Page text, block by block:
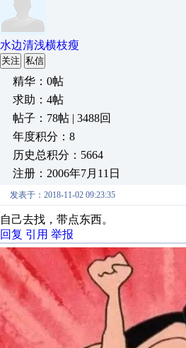
水边清浅横枝瘦
关注 私信
精华：0帖
求助：4帖
帖子：78帖 | 3488回
年度积分：8
历史总积分：5664
注册：2006年7月11日
发表于：2018-11-02 09:23:35
自己去找，带点东西。
回复 引用 举报